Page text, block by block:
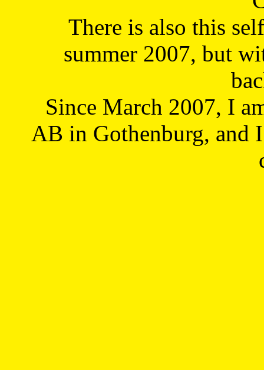
There is also this
summer 2007, but
Since March 2007, I
AB in Gothenburg, and